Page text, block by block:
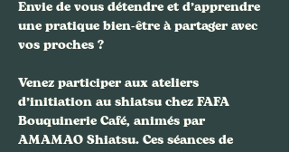
Envie de vous détendre et d’apprendre
une pratique bien-être à partager avec
vos proches ?
Venez participer aux ateliers
d’initiation au shiatsu chez FAFA
Bouquinerie Café, animés par
AMAMAO Shiatsu. Ces séances de